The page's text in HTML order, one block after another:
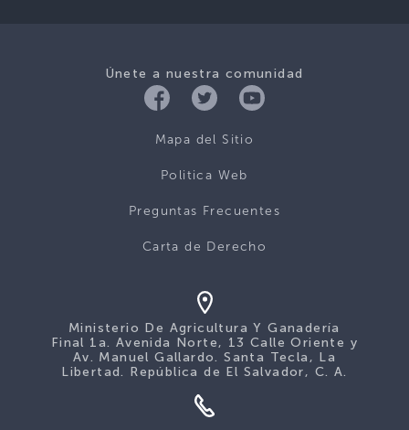
Únete a nuestra comunidad
Mapa del Sitio
Politica Web
Preguntas Frecuentes
Carta de Derecho
Ministerio De Agricultura Y Ganadería
Final 1a. Avenida Norte, 13 Calle Oriente y
Av. Manuel Gallardo. Santa Tecla, La
Libertad. República de El Salvador, C. A.